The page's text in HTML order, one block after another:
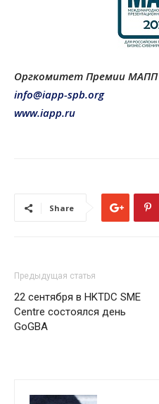
Оргкомитет Премии МАПП
info@iapp-spb.org
www.iapp.ru
Share
Предыдущая статья
22 сентября в HKTDC SME
Centre состоялся день
GoGBA